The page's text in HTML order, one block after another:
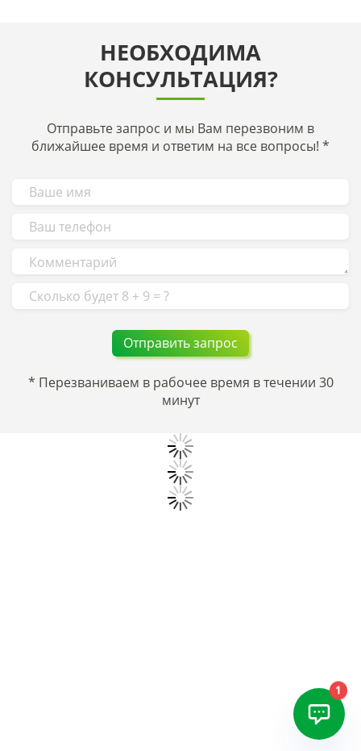
НЕОБХОДИМА
КОНСУЛЬТАЦИЯ?
Отправьте запрос и мы Вам перезвоним в
ближайшее время и ответим на все вопросы! *
* Перезваниваем в рабочее время в течении 30
минут